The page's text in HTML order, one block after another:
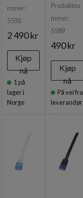
mmer:
5590
2 490 kr
Kjøp
nå
1 på
lager i
Norge
Produktnu
mmer:
5589
490 kr
Kjøp
nå
På vei fra
leverandør